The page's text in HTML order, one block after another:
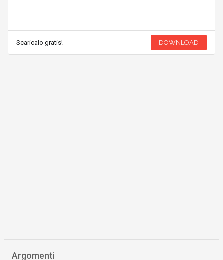
Scaricalo gratis! DOWNLOAD
Argomenti